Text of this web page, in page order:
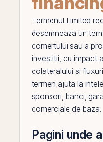
Termenul Limited
desemneaza un
comertului sau a
investitii, cu impact
colateralului si
termen ajuta la
sponsori, banci,
comerciale de baza.
Pagini unde